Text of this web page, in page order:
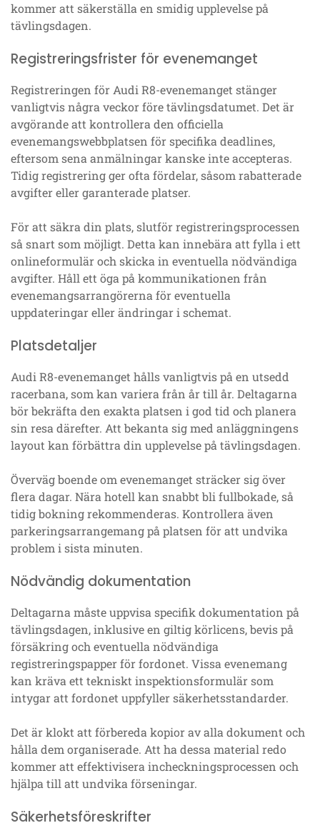
kommer att säkerställa en smidig upplevelse på
tävlingsdagen.
Registreringsfrister för evenemanget
Registreringen för Audi R8-evenemanget stänger
vanligtvis några veckor före tävlingsdatumet. Det är
avgörande att kontrollera den officiella
evenemangswebbplatsen för specifika deadlines,
eftersom sena anmälningar kanske inte accepteras.
Tidig registrering ger ofta fördelar, såsom rabatterade
avgifter eller garanterade platser.
För att säkra din plats, slutför registreringsprocessen
så snart som möjligt. Detta kan innebära att fylla i ett
onlineformulär och skicka in eventuella nödvändiga
avgifter. Håll ett öga på kommunikationen från
evenemangsarrangörerna för eventuella
uppdateringar eller ändringar i schemat.
Platsdetaljer
Audi R8-evenemanget hålls vanligtvis på en utsedd
racerbana, som kan variera från år till år. Deltagarna
bör bekräfta den exakta platsen i god tid och planera
sin resa därefter. Att bekanta sig med anläggningens
layout kan förbättra din upplevelse på tävlingsdagen.
Överväg boende om evenemanget sträcker sig över
flera dagar. Nära hotell kan snabbt bli fullbokade, så
tidig bokning rekommenderas. Kontrollera även
parkeringsarrangemang på platsen för att undvika
problem i sista minuten.
Nödvändig dokumentation
Deltagarna måste uppvisa specifik dokumentation på
tävlingsdagen, inklusive en giltig körlicens, bevis på
försäkring och eventuella nödvändiga
registreringspapper för fordonet. Vissa evenemang
kan kräva ett tekniskt inspektionsformulär som
intygar att fordonet uppfyller säkerhetsstandarder.
Det är klokt att förbereda kopior av alla dokument och
hålla dem organiserade. Att ha dessa material redo
kommer att effektivisera incheckningsprocessen och
hjälpa till att undvika förseningar.
Säkerhetsföreskrifter